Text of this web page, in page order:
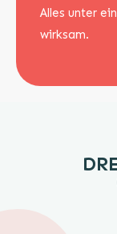
Alles unter
wirksam.